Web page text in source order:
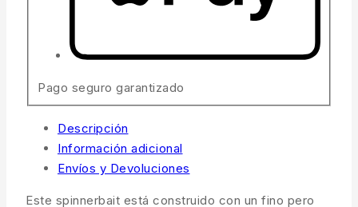
Pago seguro garantizado
Descripción
Información adicional
Envíos y Devoluciones
Este spinnerbait está construido con un fino pero